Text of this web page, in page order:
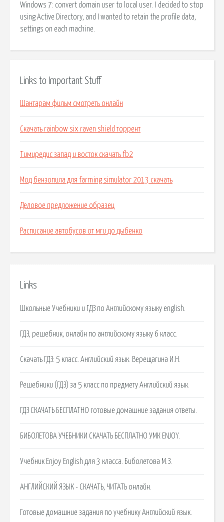
Windows 7: convert domain user to local user. I decided to stop
using Active Directory, and I wanted to retain the profile data,
settings on each machine.
Links to Important Stuff
Шантарам фильм смотреть онлайн
Скачать rainbow six raven shield торрент
Тимиредис запад и восток скачать fb2
Мод бензопила для farming simulator 2013 скачать
Деловое предложение образец
Расписание автобусов от мги до дыбенко
Links
Школьные Учебники и ГДЗ по Английскому языку english.
ГДЗ, решебник, онлайн по английскому языку 6 класс.
Скачать ГДЗ: 5 класс. Английский язык. Верещагина И.Н.
Решебники (ГДЗ) за 5 класс по предмету Английский язык.
ГДЗ СКАЧАТЬ БЕСПЛАТНО готовые домашние задания ответы.
БИБОЛЕТОВА УЧЕБНИКИ СКАЧАТЬ БЕСПЛАТНО УМК ENJOY.
Учебник Enjoy English для 3 класса. Биболетова М.З.
АНГЛИЙСКИЙ ЯЗЫК - СКАЧАТЬ, ЧИТАТЬ онлайн.
Готовые домашние задания по учебнику Английский язык.